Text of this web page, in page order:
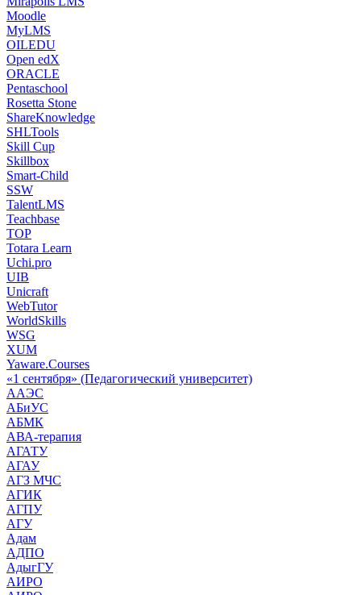
Moodle
MyLMS
OILEDU
Open edX
ORACLE
Pentaschool
Rosetta Stone
ShareKnowledge
SHLTools
Skill Cup
Skillbox
Smart-Child
SSW
TalentLMS
Teachbase
TOP
Totara Learn
Uchi.pro
UIB
Unicraft
WebTutor
WorldSkills
WSG
XUM
Yaware.Courses
«1 сентября» (Педагогический университет)
ААЭС
АБиУС
АБМК
АВА-терапия
АГАТУ
АГАУ
АГЗ МЧС
АГИК
АГПУ
АГУ
Адам
АДПО
АдыгГУ
АИРО